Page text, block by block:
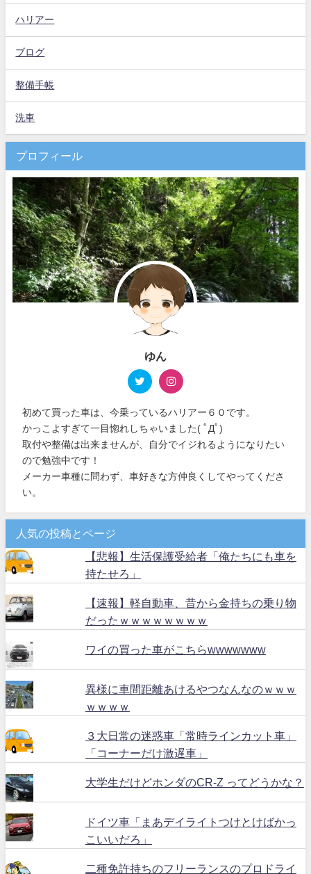
ハリアー
ブログ
整備手帳
洗車
プロフィール
ゆん
初めて買った車は、今乗っているハリアー６０です。
かっこよすぎて一目惚れしちゃいました( ﾟДﾟ)
取付や整備は出来ませんが、自分でイジれるようになりたい
ので勉強中です！
メーカー車種に問わず、車好きな方仲良くしてやってくださ
い。
人気の投稿とページ
【悲報】生活保護受給者「俺たちにも車を
持たせろ」
【速報】軽自動車、昔から金持ちの乗り物
だったｗｗｗｗｗｗｗｗ
ワイの買った車がこちらwwwwwww
異様に車間距離あけるやつなんなのｗｗｗ
ｗｗｗｗ
３大日常の迷惑車「常時ラインカット車」
「コーナーだけ激遅車」
大学生だけどホンダのCR-Z ってどうかな？
ドイツ車「まあデイライトつけとけばかっ
こいいだろ」
二種免許持ちのフリーランスのプロドライ